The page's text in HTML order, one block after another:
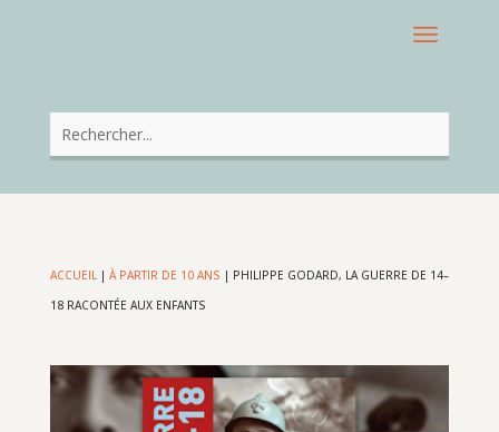
ACCUEIL| À PARTIR DE 10 ANS | PHILIPPE GODARD, LA GUERRE DE 14–
18 RACONTÉE AUX ENFANTS